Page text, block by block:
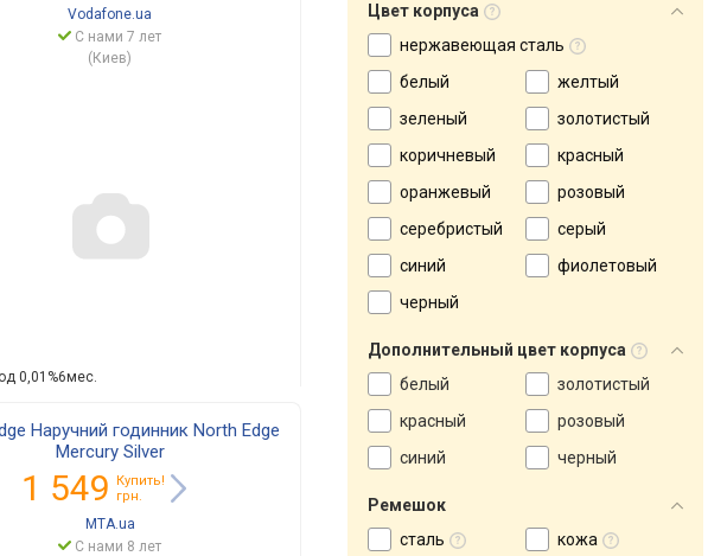
Vodafone.ua
С нами 7 лет
(Киев)
0,01%6мес.
Наручний годинник North Edge
Mercury Silver
1 549
Купить!
грн.
MTA.ua
С нами 8 лет
Цвет корпуса
нержавеющая сталь
белый
желтый
зеленый
золотистый
коричневый
красный
оранжевый
розовый
серебристый
серый
синий
фиолетовый
черный
Дополнительный цвет корпуса
белый
золотистый
красный
розовый
синий
черный
Ремешок
сталь
кожа